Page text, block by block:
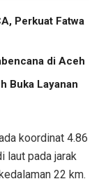
Perkuat Fatwa
di Aceh
Buka Layanan
koordinat 4.86
laut pada jarak
22 km.